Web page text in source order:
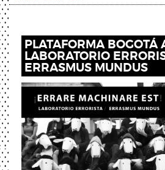
PLATAFORMA BOGOTÁ
LABORATORIO
ERRASMUS MUNDUS